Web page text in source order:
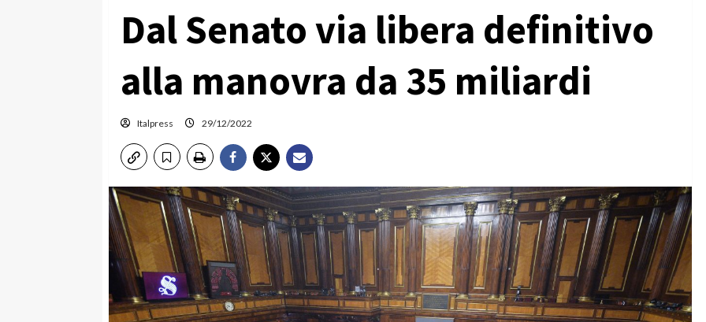
Dal Senato via libera definitivo
alla manovra da 35 miliardi
Italpress 29/12/2022